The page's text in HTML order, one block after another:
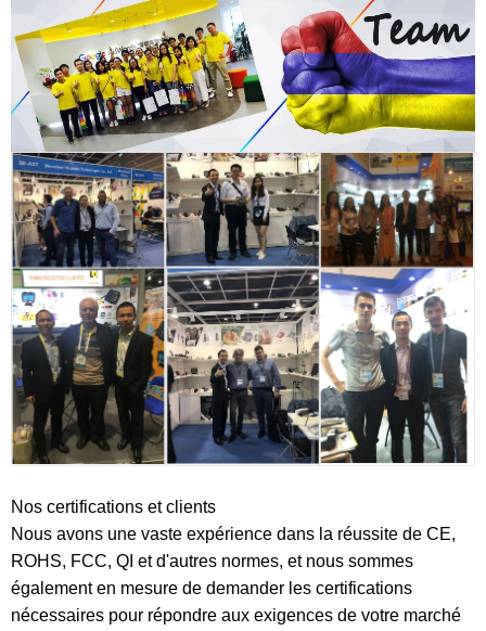
Nos certifications et clients
Nous avons une vaste expérience dans la réussite de CE,
ROHS, FCC, QI et d'autres normes, et nous sommes
également en mesure de demander les certifications
nécessaires pour répondre aux exigences de votre marché